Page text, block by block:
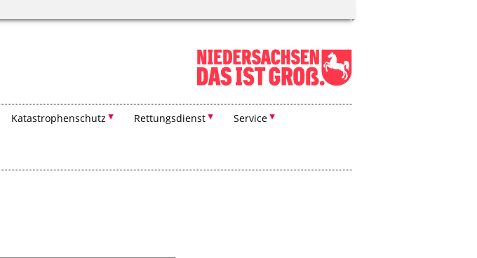
Katastrophenschutz Rettungsdienst Service